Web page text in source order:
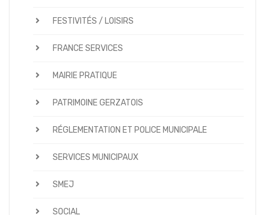
FESTIVITÉS / LOISIRS
FRANCE SERVICES
MAIRIE PRATIQUE
PATRIMOINE GERZATOIS
RÉGLEMENTATION ET POLICE MUNICIPALE
SERVICES MUNICIPAUX
SMEJ
SOCIAL